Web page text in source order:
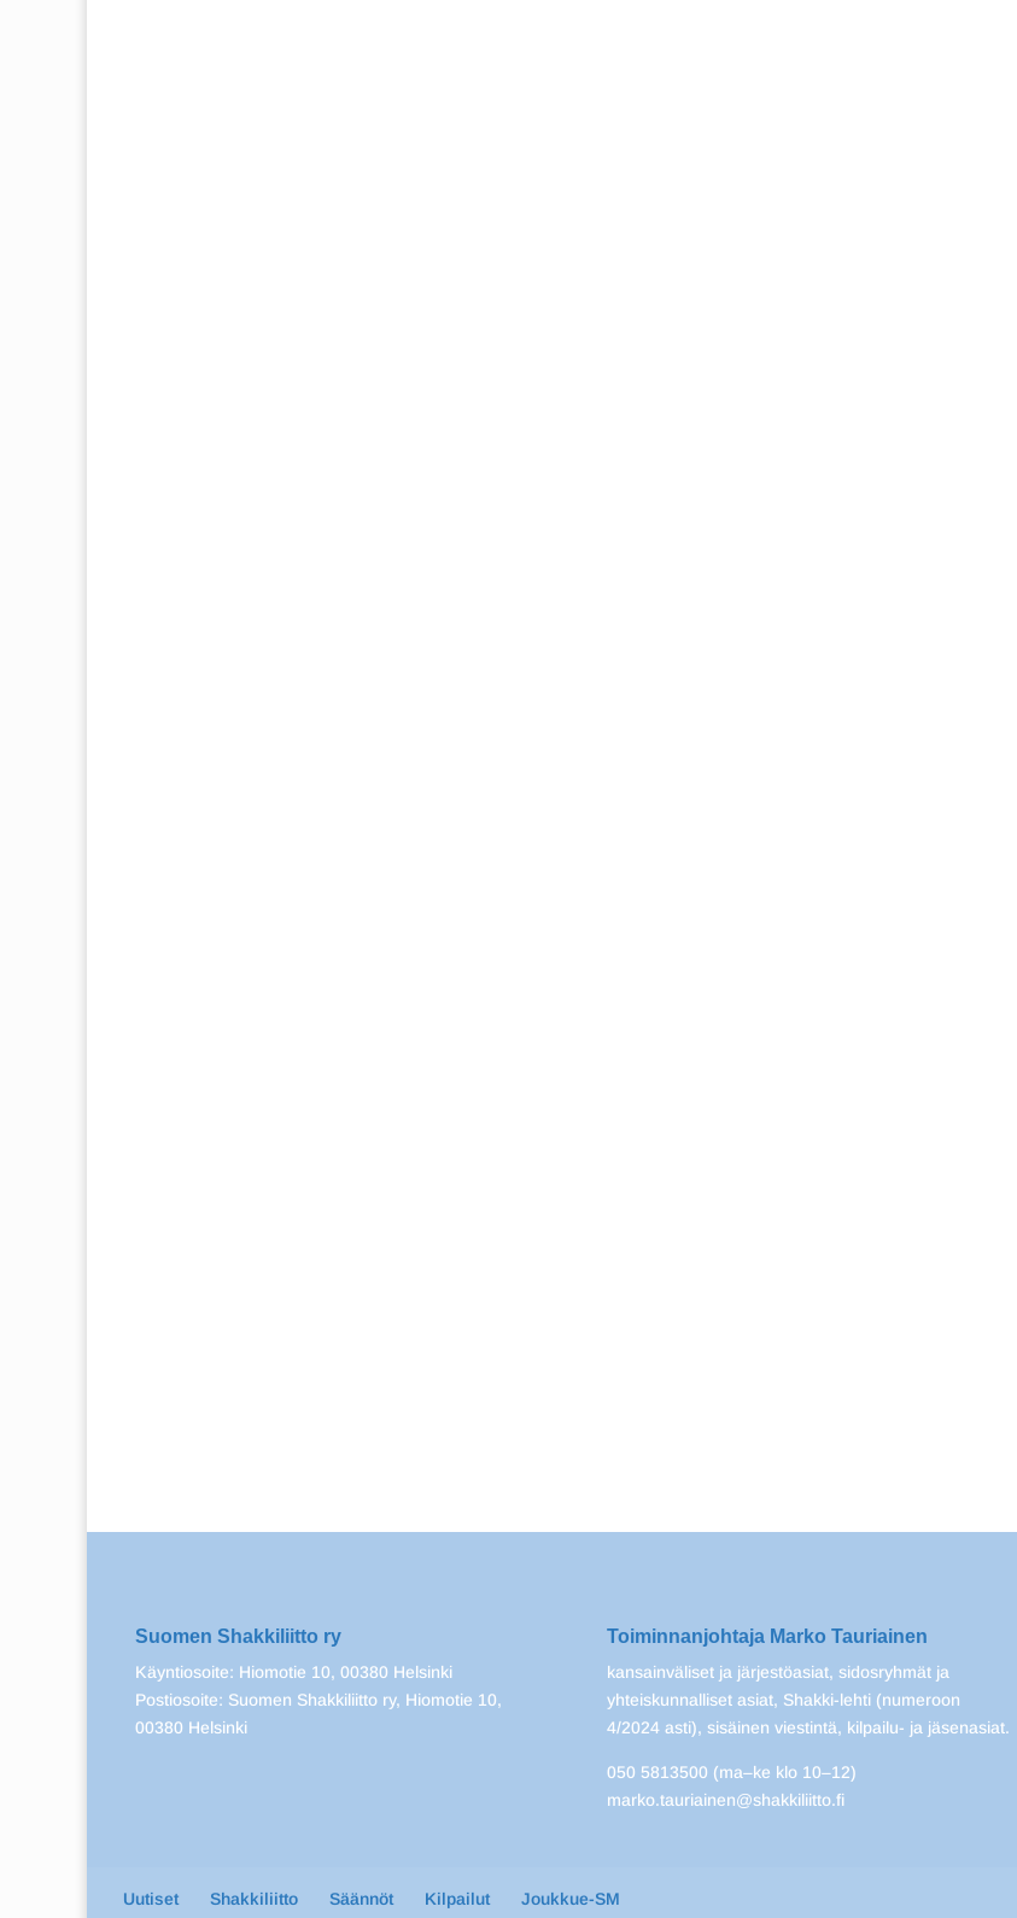
Suomen Shakkiliitto ry
Käyntiosoite: Hiomotie 10, 00380 Helsinki
Postiosoite: Suomen Shakkiliitto ry, Hiomotie 10,
00380 Helsinki
Toiminnanjohtaja Marko Tauriainen
kansainväliset ja järjestöasiat, sidosryhmät ja
yhteiskunnalliset asiat, Shakki-lehti (numeroon
4/2024 asti), sisäinen viestintä, kilpailu- ja jäsenasiat.
050 5813500 (ma–ke klo 10–12)
marko.tauriainen@shakkiliitto.fi
Uutiset Shakkiliitto Säännöt Kilpailut Joukkue-SM